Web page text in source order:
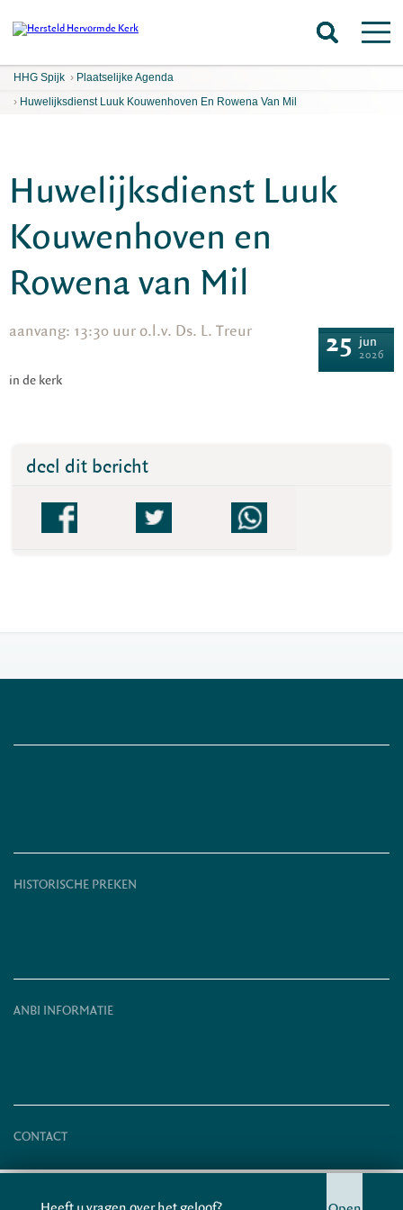
HHG Spijk › Plaatselijke Agenda
› Huwelijksdienst Luuk Kouwenhoven En Rowena Van Mil
Huwelijksdienst Luuk
Kouwenhoven en
Rowena van Mil
aanvang: 13:30 uur o.l.v. Ds. L. Treur 25 jun
2026
in de kerk
deel dit bericht
HISTORISCHE PREKEN
ANBI INFORMATIE
CONTACT
© HERSTELD HERVORMDE KERK 2026